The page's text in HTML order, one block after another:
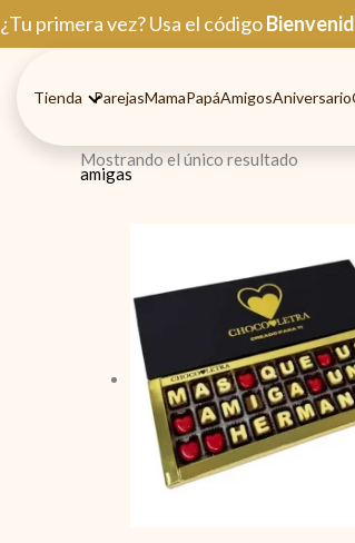
Ir
al
¿Tu primera vez? Usa el código
Tienda ParejasMamaPapáAmigosAniversario
amigas
Mostrando el único resultado